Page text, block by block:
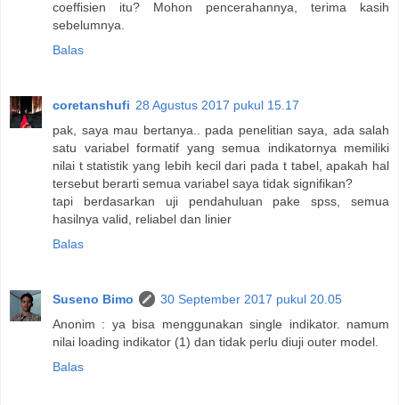
coeffisien itu? Mohon pencerahannya, terima kasih
sebelumnya.
Balas
coretanshufi 28 Agustus 2017 pukul 15.17
pak, saya mau bertanya.. pada penelitian saya, ada salah
satu variabel formatif yang semua indikatornya memiliki
nilai t statistik yang lebih kecil dari pada t tabel, apakah hal
tersebut berarti semua variabel saya tidak signifikan?
tapi berdasarkan uji pendahuluan pake spss, semua
hasilnya valid, reliabel dan linier
Balas
Suseno Bimo
30 September 2017 pukul 20.05
Anonim : ya bisa menggunakan single indikator. namum
nilai loading indikator (1) dan tidak perlu diuji outer model.
Balas